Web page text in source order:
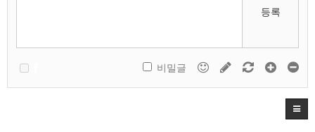
등록
비밀글